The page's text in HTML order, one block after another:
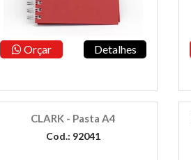
Orçar Detalhes
CLARK - Pasta A4
Cod.: 92041